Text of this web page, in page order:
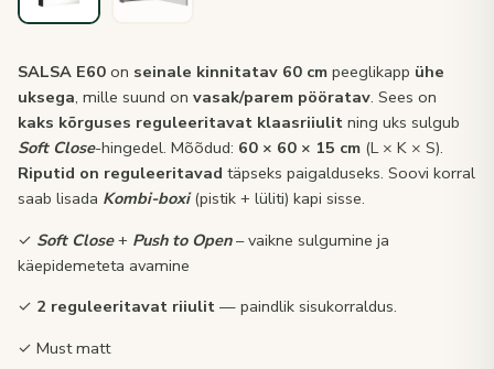
SALSA E60 on seinale kinnitatav 60 cm peeglikapp ühe
uksega, mille suund on vasak/parem pööratav. Sees on
kaks kõrguses reguleeritavat klaasriiulit ning uks sulgub
Soft Close-hingedel. Mõõdud: 60 × 60 × 15 cm (L × K × S).
Riputid on reguleeritavad täpseks paigalduseks. Soovi korral
saab lisada Kombi-boxi(pistik + lüliti) kapi sisse.
✓ Soft Close+ Push to Open– vaikne sulgumine ja
käepidemeteta avamine
✓ 2 reguleeritavat riiulit — paindlik sisukorraldus.
✓ Must matt